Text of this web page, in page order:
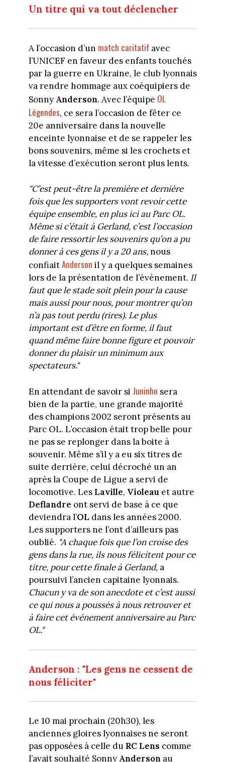
Un titre qui va tout déclencher
A l’occasion d’un match caritatif avec
l’UNICEF en faveur des enfants touchés
par la guerre en Ukraine, le club lyonnais
va rendre hommage aux coéquipiers de
Sonny Anderson. Avec l’équipe OL
Légendes, ce sera l’occasion de fêter ce
20e anniversaire dans la nouvelle
enceinte lyonnaise et de se rappeler les
bons souvenirs, même si les crochets et
la vitesse d’exécution seront plus lents.
"C’est peut-être la première et dernière
fois que les supporters vont revoir cette
équipe ensemble, en plus ici au Parc OL.
Même si c’était à Gerland, c’est l’occasion
de faire ressortir les souvenirs qu’on a pu
donner à ces gens il y a 20 ans,nous
confiaitAnderson il y a quelques semaines
lors de la présentation de l’événement. Il
faut que le stade soit plein pour la cause
mais aussi pour nous, pour montrer qu’on
n’a pas tout perdu (rires). Le plus
important est d’être en forme, il faut
quand même faire bonne figure et pouvoir
donner du plaisir un minimum aux
spectateurs."
En attendant de savoir si Juninho sera
bien de la partie, une grande majorité
des champions 2002 seront présents au
Parc OL. L’occasion était trop belle pour
ne pas se replonger dans la boite à
souvenir. Même s’il y a eu six titres de
suite derrière, celui décroché un an
après la Coupe de Ligue a servi de
locomotive. Les Laville, Violeauet autre
Deflandre ont servi de base à ce que
deviendra l’OL dans les années 2000.
Les supporters ne l’ont d’ailleurs pas
oublié. "A chaque fois que l’on croise des
gens dans la rue, ils nous félicitent pour ce
titre, pour cette finale à Gerland, a
poursuivi l’ancien capitaine lyonnais.
Chacun y va de son anecdote et c’est aussi
ce qui nous a poussés à nous retrouver et
à faire cet événement anniversaire au Parc
OL."
Anderson : "Les gens ne cessent de
nous féliciter"
Le 10 mai prochain (20h30), les
anciennes gloires lyonnaises ne seront
pas opposées à celle du RC Lens comme
l’avait souhaité Sonny Andersonau